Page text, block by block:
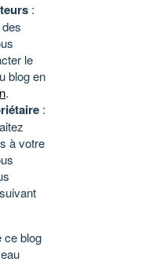
:
le
blog en
.
:
à votre
ce blog